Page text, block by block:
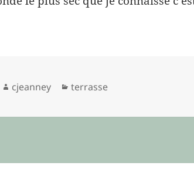
Auteur
cjeanney Catégories
terrasse